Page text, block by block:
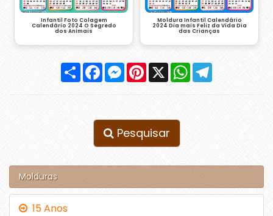
Infantil Foto Colagem
Calendário 2024 O Segredo
dos Animais
Moldura Infantil Calendário
2024 Dia mais Feliz da Vida Dia
das Crianças
Compartilhar
FacebookMessenger
Pinterest
X WhatsApp
Pesquisar
Molduras
15 Anos